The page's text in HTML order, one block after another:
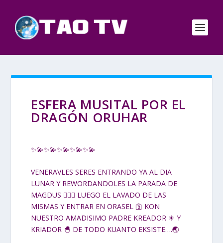
ESFERA MUSITAL POR EL
DRAGÓN ORUHAR
✨💫✨💫✨💫✨💫✨💫
VENERAVLES SERES ENTRANDO YA AL DIA
LUNAR Y REWORDANDOLES LA PARADA DE
MAGDUS 🤸🏽‍♀ LUEGO EL LAVADO DE LAS
MISMAS Y ENTRAR EN ORASEL 🛐 KON
NUESTRO AMADISIMO PADRE KREADOR ☀ Y
KRIADOR 🐣 DE TODO KUANTO EKSISTE….🌏